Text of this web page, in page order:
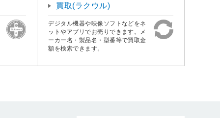
買取(ラクウル)
デジタル機器や映像ソフトなどをネ
ットやアプリでお売りできます。メ
ーカー名・製品名・型番等で買取金
額を検索できます。